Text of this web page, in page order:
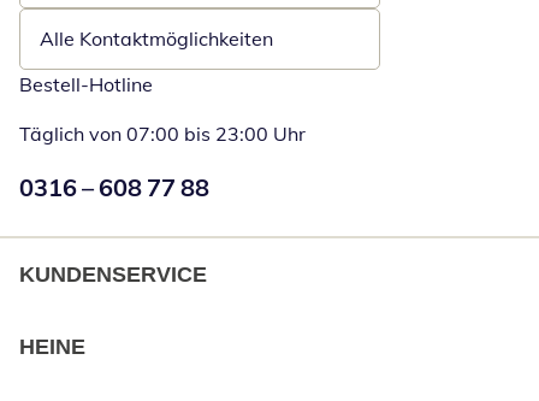
Alle Kontaktmöglichkeiten
Bestell-Hotline
Täglich von 07:00 bis 23:00 Uhr
Numéro de téléphone:
0316 – 608 77 88
KUNDENSERVICE
HEINE